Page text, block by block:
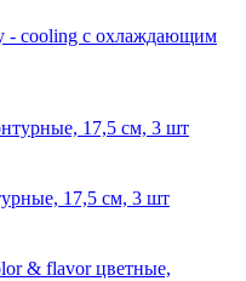
- cooling с охлаждающим
17,5 см, 3 шт